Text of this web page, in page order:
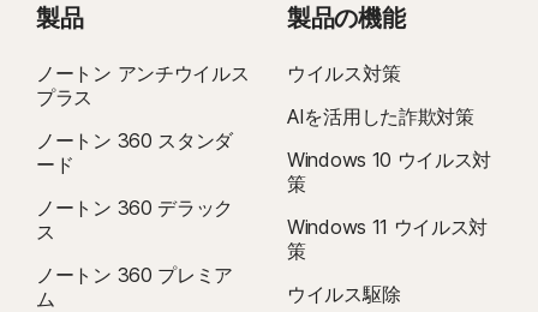
製品
ノートン アンチウイルス
プラス
ノートン 360 スタンダ
ード
ノートン 360 デラック
ス
ノートン 360 プレミア
ム
製品の機能
ウイルス対策
AIを活用した詐欺対策
Windows 10 ウイルス対
策
Windows 11 ウイルス対
策
ウイルス駆除